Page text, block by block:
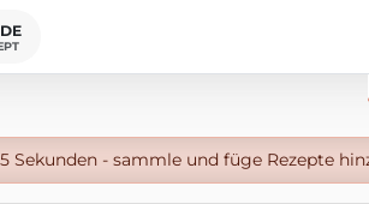
Sekunden - sammle und füge Rezepte